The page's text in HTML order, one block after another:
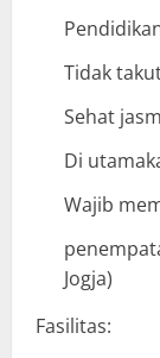
Tidak
Sehat
Di
Wajib
Jogja)
Fasilitas: